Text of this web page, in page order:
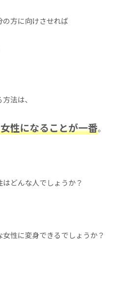
方に向けさせれば
法は、
性になることが一番。
どんな人でしょうか？
性に変身できるでしょうか？